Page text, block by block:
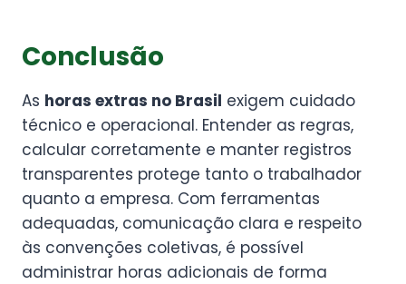
Conclusão
As horas extras no Brasil exigem cuidado
técnico e operacional. Entender as regras,
calcular corretamente e manter registros
transparentes protege tanto o trabalhador
quanto a empresa. Com ferramentas
adequadas, comunicação clara e respeito
às convenções coletivas, é possível
administrar horas adicionais de forma